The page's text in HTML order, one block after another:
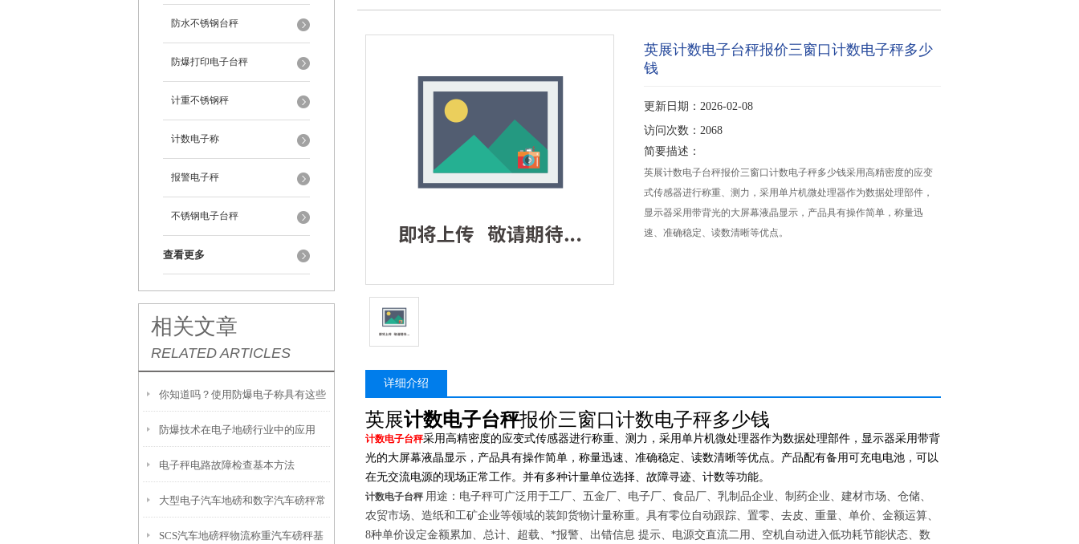
防水不锈钢台秤
防爆打印电子台秤
计重不锈钢秤
计数电子称
报警电子秤
不锈钢电子台秤
查看更多
相关文章
RELATED ARTICLES
你知道吗？使用防爆电子称具有这些
优势！
防爆技术在电子地磅行业中的应用
电子秤电路故障检查基本方法
大型电子汽车地磅和数字汽车磅秤常
见问题及排除故障方案
SCS汽车地磅秤物流称重汽车磅秤基
英展计数电子台秤报价三窗口计数电子秤多少
钱
更新日期：2026-02-08
访问次数：2068
简要描述：
英展计数电子台秤报价三窗口计数电子秤多少钱采用高精密度的应变
式传感器进行称重、测力，采用单片机微处理器作为数据处理部件，
显示器采用带背光的大屏幕液晶显示，产品具有操作简单，称量迅
速、准确稳定、读数清晰等优点。
详细介绍
英展计数电子台秤报价三窗口计数电子秤多少钱
计数电子台秤采用高精密度的应变式传感器进行称重、测力，采用单片机微处理器作为数据处理部件，显示器采用带背
光的大屏幕液晶显示，产品具有操作简单，称量迅速、准确稳定、读数清晰等优点。产品配有备用可充电电池，可以
在无交流电源的现场正常工作。并有多种计量单位选择、故障寻迹、计数等功能。
计数电子台秤 用途：电子秤可广泛用于工厂、五金厂、电子厂、食品厂、乳制品企业、制药企业、建材市场、仓储、
农贸市场、造纸和工矿企业等领域的装卸货物计量称重。具有零位自动跟踪、置零、去皮、重量、单价、金额运算、
8种单价设定金额累加、总计、超载、*报警、出错信息 提示、电源交直流二用、空机自动进入低功耗节能状态、数